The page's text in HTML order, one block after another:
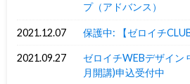
プ（アドバンス）
2021.12.07 保護中: 【ゼロイチ
2021.09.27
ゼロイチWEBデザイ
月開講)申込受付中